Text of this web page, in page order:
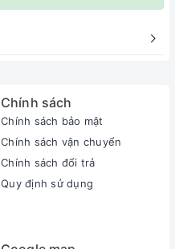
Chính sách
Chính sách bảo mật
Chính sách vận chuyển
Chính sách đổi trả
Quy định sử dụng